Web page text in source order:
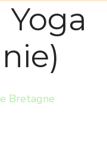
Bretagne